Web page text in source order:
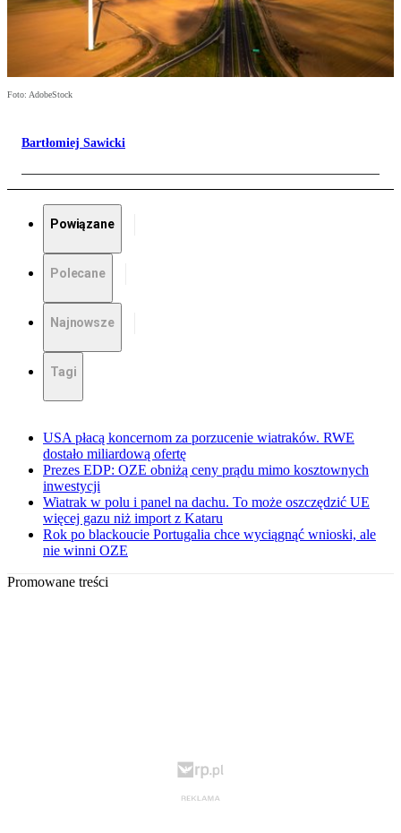
Foto: AdobeStock
Bartłomiej Sawicki
Powiązane
Polecane
Najnowsze
Tagi
USA płacą koncernom za porzucenie wiatraków. RWE
dostało miliardową ofertę
Prezes EDP: OZE obniżą ceny prądu mimo kosztownych
inwestycji
Wiatrak w polu i panel na dachu. To może oszczędzić UE
więcej gazu niż import z Kataru
Rok po blackoucie Portugalia chce wyciągnąć wnioski, ale
nie winni OZE
Promowane treści